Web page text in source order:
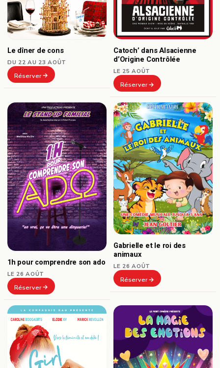
Le dîner de cons
DU 22 AU 23 AOÛT
Réserver
Catoch’ dans Alsacienne
d’Origine Contrôlée
LE 25 AOÛT
Réserver
1h pour comprendre son ado
LE 26 AOÛT
Réserver
Gabrielle et le roi des
animaux
LE 26 AOÛT
Réserver